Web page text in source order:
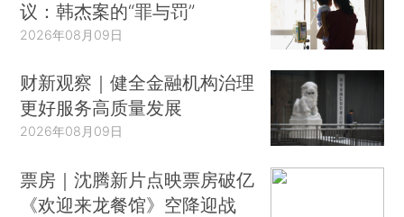
议：韩杰案的“罪与罚”
2026年08月09日
财新观察｜健全金融机构治理
更好服务高质量发展
2026年08月09日
票房｜沈腾新片点映票房破亿
《欢迎来龙餐馆》空降迎战